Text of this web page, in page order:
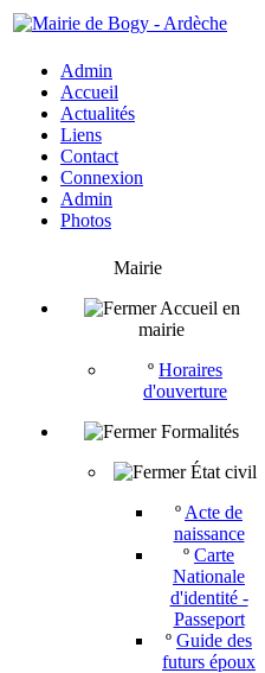
Admin
Accueil
Actualités
Liens
Contact
Connexion
Admin
Photos
Mairie
Accueil en
mairie
º Horaires
d'ouverture
Formalités
État civil
º Acte de
naissance
º Carte
Nationale
d'identité -
Passeport
º Guide des
futurs époux